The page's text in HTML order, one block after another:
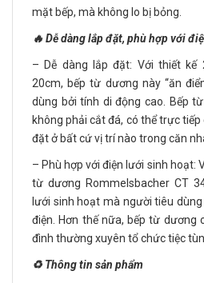
mặt bếp, mà không lo bị bỏng.
🔥 Dễ dàng lắp đặt, phù hợp với
– Dễ dàng lắp đặt: Với thiết kế
20cm, bếp từ dương này “ăn
dùng bởi tính di động cao. Bếp
không phải cắt đá, có thể trực
đặt ở bất cứ vị trí nào trong căn
– Phù hợp với điện lưới sinh hoạt:
từ dương Rommelsbacher CT
lưới sinh hoạt mà người tiêu
điện. Hơn thế nữa, bếp từ dương
đình thường xuyên tổ chức tiệc
♻️ Thông tin sản phẩm